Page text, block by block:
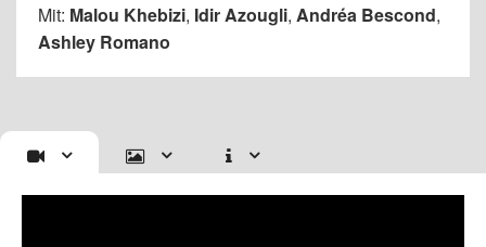
Mit: Malou Khebizi, Idir Azougli, Andréa Bescond,
Ashley Romano